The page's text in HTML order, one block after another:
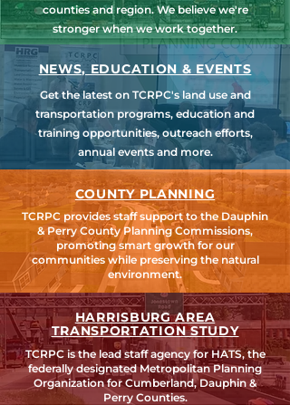
counties and region. We believe we're
stronger when we work together.
NEWS, EDUCATION & EVENTS
Get the latest on TCRPC's land use and
transportation programs, education and
training opportunities, outreach efforts,
annual events and more.
COUNTY PLANNING
TCRPC provides staff support to the Dauphin
& Perry County Planning Commissions,
promoting smart growth for our
communities while preserving the natural
environment.
HARRISBURG AREA
TRANSPORTATION STUDY
TCRPC is the lead staff agency for HATS, the
federally designated Metropolitan Planning
Organization for Cumberland, Dauphin &
Perry Counties.